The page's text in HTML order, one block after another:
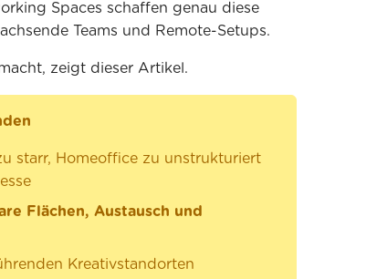
Spaces schaffen genau diese
Teams und Remote-Setups.
zeigt dieser Artikel.
starr, Homeoffice zu unstrukturiert
Flächen, Austausch und
Kreativstandorten